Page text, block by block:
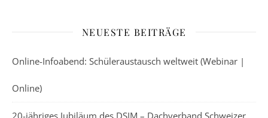
NEUESTE BEITRÄGE
Online-Infoabend: Schüleraustausch weltweit (Webinar |
Online)
20-jähriges Jubiläum des DSIM – Dachverband Schweizer